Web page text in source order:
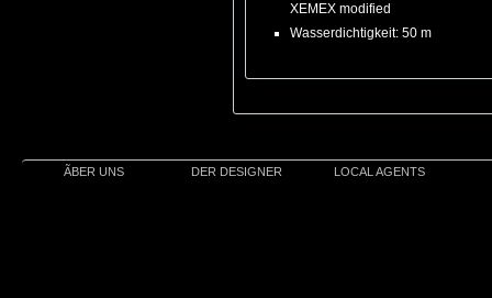
XEMEX modified
Wasserdichtigkeit: 50 m
ÃBER UNS DER DESIGNER LOCAL AGENTS